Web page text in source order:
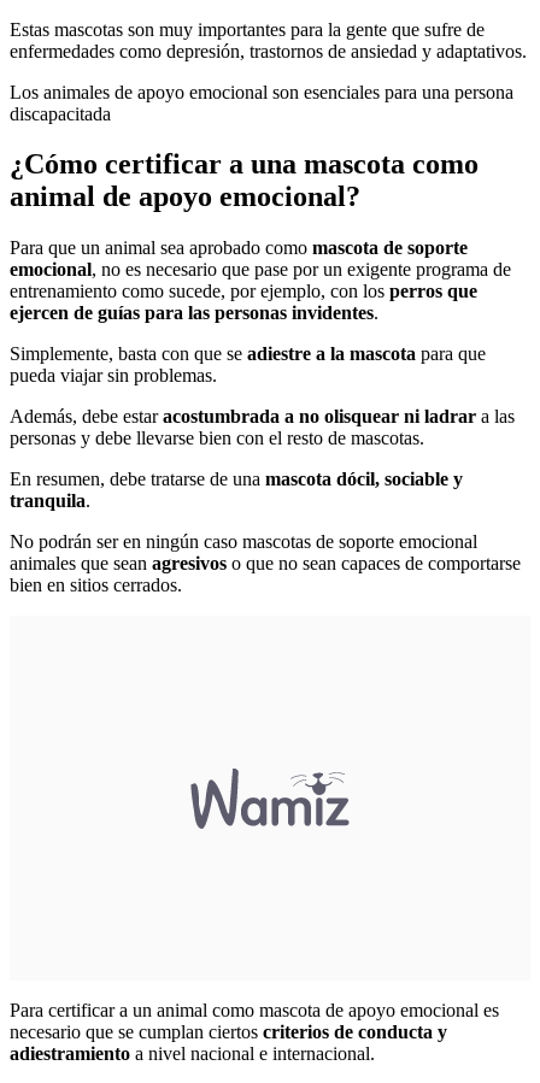
Estas mascotas son muy importantes para la gente que sufre de
enfermedades como depresión, trastornos de ansiedad y adaptativos.
Los animales de apoyo emocional son esenciales para una persona
discapacitada
¿Cómo certificar a una mascota como
animal de apoyo emocional?
Para que un animal sea aprobado como mascota de soporte
emocional, no es necesario que pase por un exigente programa de
entrenamiento como sucede, por ejemplo, con los perros que
ejercen de guías para las personas invidentes.
Simplemente, basta con que se adiestre a la mascota para que
pueda viajar sin problemas.
Además, debe estaracostumbrada a no olisquear ni ladrar a las
personas y debe llevarse bien con el resto de mascotas.
En resumen, debe tratarse de una mascota dócil, sociable y
tranquila.
No podrán ser en ningún caso mascotas de soporte emocional
animales que sean agresivos o que no sean capaces de comportarse
bien en sitios cerrados.
Para certificar a un animal como mascota de apoyo emocional es
necesario que se cumplan ciertos criterios de conducta y
adiestramiento a nivel nacional e internacional.